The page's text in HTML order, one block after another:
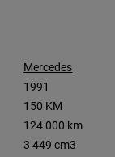
Mercedes
1991
150 KM
124 000 km
3 449 cm3